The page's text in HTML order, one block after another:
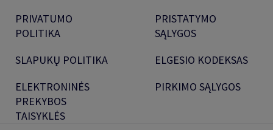
PRIVATUMO
POLITIKA
SLAPUKŲ POLITIKA
ELEKTRONINĖS
PREKYBOS
TAISYKLĖS
PRISTATYMO
SĄLYGOS
ELGESIO KODEKSAS
PIRKIMO SĄLYGOS